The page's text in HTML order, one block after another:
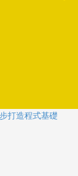
打造程式基礎